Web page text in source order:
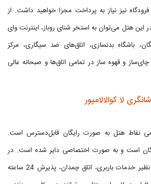
نیز نیاز به پرداخت مجزا خواهید داشت. از
این هتل می‌توان به استخر شنای روباز، اینترنت وای
باشگاه بدنسازی، اتاق‌های ضد سیگاری، مرکز
و قهوه ساز در تمامی اتاق‌ها و صبحانه عالی
لا کوالالامپور
نقاط هتل به صورت رایگان قابل‌دسترس است.
است و به صورت اختصاصی دایر شده است. در
لابی می‌توانید از خدماتی نظیر خدمات باربری، اتاق چمدان، پذیرش 24 ساعته